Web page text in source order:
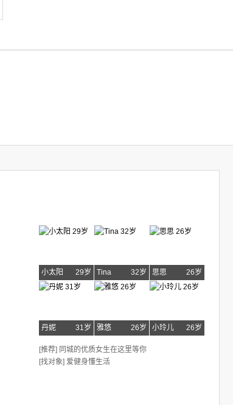
小太阳 29岁 Tina 32岁 思思 26岁
丹妮 31岁 雅悠 26岁 小玲儿 26岁
[推荐] 同城的优质女生在这里等你
[找对象] 爱健身懂生活